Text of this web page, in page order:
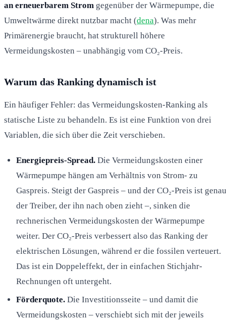
an erneuerbarem Strom gegenüber der Wärmepumpe, die
Umweltwärme direkt nutzbar macht (dena). Was mehr
Primärenergie braucht, hat strukturell höhere
Vermeidungskosten – unabhängig vom CO₂-Preis.
Warum das Ranking dynamisch ist
Ein häufiger Fehler: das Vermeidungskosten-Ranking als
statische Liste zu behandeln. Es ist eine Funktion von drei
Variablen, die sich über die Zeit verschieben.
Energiepreis-Spread. Die Vermeidungskosten einer
Wärmepumpe hängen am Verhältnis von Strom- zu
Gaspreis. Steigt der Gaspreis – und der CO₂-Preis ist genau
der Treiber, der ihn nach oben zieht –, sinken die
rechnerischen Vermeidungskosten der Wärmepumpe
weiter. Der CO₂-Preis verbessert also das Ranking der
elektrischen Lösungen, während er die fossilen verteuert.
Das ist ein Doppeleffekt, der in einfachen Stichjahr-
Rechnungen oft untergeht.
Förderquote. Die Investitionsseite – und damit die
Vermeidungskosten – verschiebt sich mit der jeweils